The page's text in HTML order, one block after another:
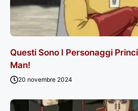
Questi Sono I Personaggi
Man!
20 novembre 2024